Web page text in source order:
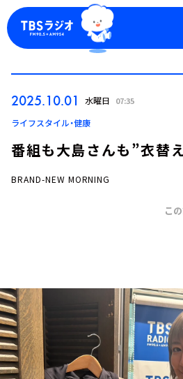
ログイン
トピックス
TBS Podcast
お知らせ
イベント・グッズ
YouTube
会社情報
2025.10.01 水曜日 07:35
ライフスタイル・健康
番組も大島さんも”衣替
BRAND-NEW MORNING
こ